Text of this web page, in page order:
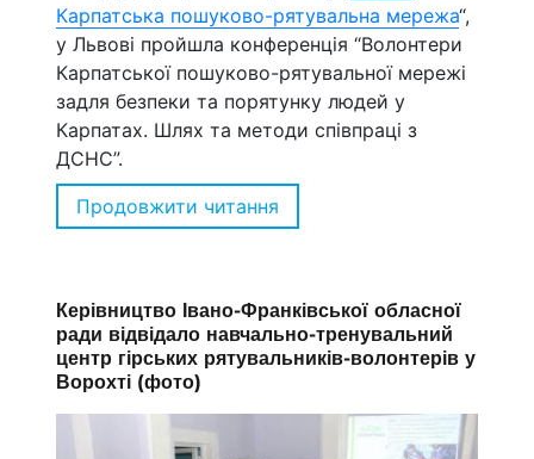
Карпатська пошуково-рятувальна мережа“,
у Львові пройшла конференція “Волонтери
Карпатської пошуково-рятувальної мережі
задля безпеки та порятунку людей у
Карпатах. Шлях та методи співпраці з
ДСНС”.
Продовжити читання
Керівництво Івано-Франківської обласної
ради відвідало навчально-тренувальний
центр гірських рятувальників-волонтерів у
Ворохті (фото)